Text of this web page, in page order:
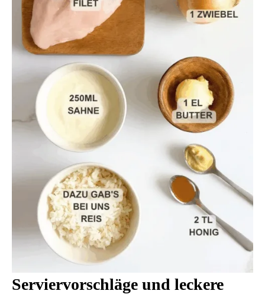
Serviervorschläge und leckere